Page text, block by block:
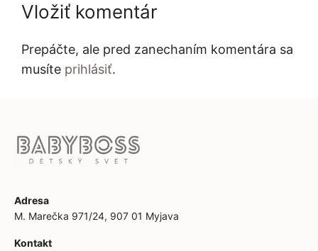
Vložiť komentár
Prepáčte, ale pred zanechaním komentára sa
musíte prihlásiť.
Adresa
M. Marečka 971/24, 907 01 Myjava
Kontakt